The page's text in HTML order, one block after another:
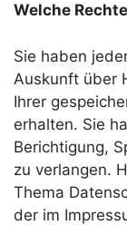
Welche
Sie haben
Auskunft über
Ihrer
erhalten. Sie
Berichtigung,
zu verlangen.
Thema
der im